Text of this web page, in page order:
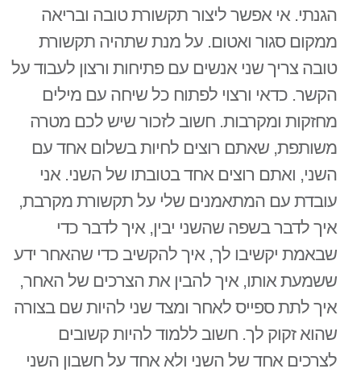
הגנתי. אי אפשר ליצור תקשורת טובה ובריאה
ממקום סגור ואטום. על מנת שתהיה תקשורת
טובה צריך שני אנשים עם פתיחות ורצון לעבוד על
הקשר. כדאי ורצוי לפתוח כל שיחה עם מילים
מחזקות ומקרבות. חשוב לזכור שיש לכם מטרה
משותפת, שאתם רוצים לחיות בשלום אחד עם
השני, ואתם רוצים אחד בטובתו של השני. אני
עובדת עם המתאמנים שלי על תקשורת מקרבת,
איך לדבר בשפה שהשני יבין, איך לדבר כדי
שבאמת יקשיבו לך, איך להקשיב כדי שהאחר ידע
ששמעת אותו, איך להבין את הצרכים של האחר,
איך לתת ספייס לאחר ומצד שני להיות שם בצורה
שהוא זקוק לך. חשוב ללמוד להיות קשובים
לצרכים אחד של השני ולא אחד על חשבון השני